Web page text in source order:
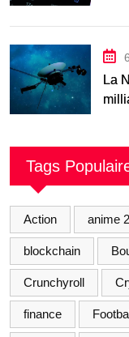
La
Tags
Action anime
blockchain
Crunchyroll
finance